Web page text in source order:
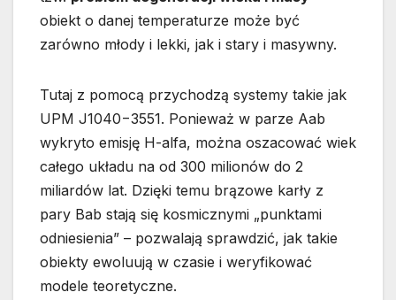
obiekt o danej temperaturze może być
zarówno młody i lekki, jak i stary i masywny.
Tutaj z pomocą przychodzą systemy takie jak
UPM J1040−3551. Ponieważ w parze Aab
wykryto emisję H-alfa, można oszacować wiek
całego układu na od 300 milionów do 2
miliardów lat. Dzięki temu brązowe karły z
pary Bab stają się kosmicznymi „punktami
odniesienia” – pozwalają sprawdzić, jak takie
obiekty ewoluują w czasie i weryfikować
modele teoretyczne.